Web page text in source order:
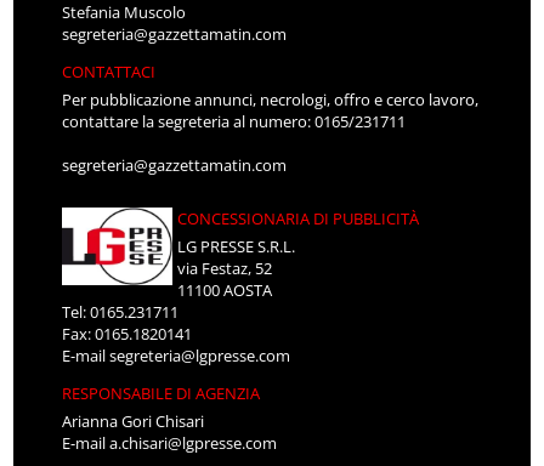
Stefania Muscolo
segreteria@gazzettamatin.com
CONTATTACI
Per pubblicazione annunci, necrologi, offro e cerco lavoro,
contattare la segreteria al numero: 0165/231711
segreteria@gazzettamatin.com
CONCESSIONARIA DI PUBBLICITÀ
LG PRESSE S.R.L.
via Festaz, 52
11100 AOSTA
Tel: 0165.231711
Fax: 0165.1820141
E-mailsegreteria@lgpresse.com
RESPONSABILE DI AGENZIA
Arianna Gori Chisari
E-maila.chisari@lgpresse.com